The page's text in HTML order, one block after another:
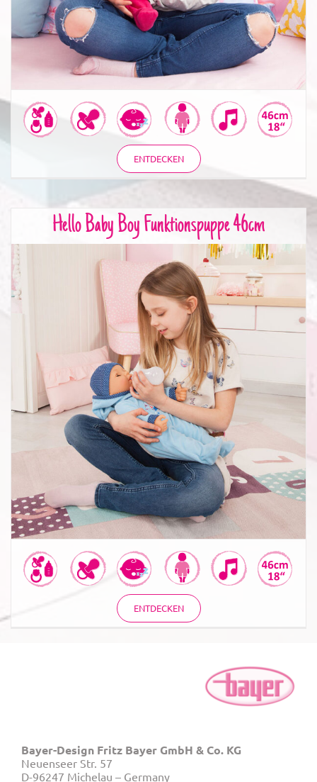
ENTDECKEN
Hello Baby Boy Funktionspuppe 46cm
Hello Baby Boy Funktionspuppe 46cm
ENTDECKEN
Bayer-Design Fritz Bayer GmbH & Co. KG
Neuenseer Str. 57
D-96247 Michelau – Germany